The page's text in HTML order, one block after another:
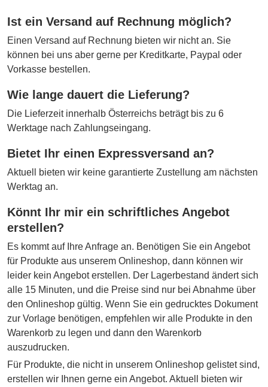
Ist ein Versand auf Rechnung möglich?
Einen Versand auf Rechnung bieten wir nicht an. Sie
können bei uns aber gerne per Kreditkarte, Paypal oder
Vorkasse bestellen.
Wie lange dauert die Lieferung?
Die Lieferzeit innerhalb Österreichs beträgt bis zu 6
Werktage nach Zahlungseingang.
Bietet Ihr einen Expressversand an?
Aktuell bieten wir keine garantierte Zustellung am nächsten
Werktag an.
Könnt Ihr mir ein schriftliches Angebot
erstellen?
Es kommt auf Ihre Anfrage an. Benötigen Sie ein Angebot
für Produkte aus unserem Onlineshop, dann können wir
leider kein Angebot erstellen. Der Lagerbestand ändert sich
alle 15 Minuten, und die Preise sind nur bei Abnahme über
den Onlineshop gültig. Wenn Sie ein gedrucktes Dokument
zur Vorlage benötigen, empfehlen wir alle Produkte in den
Warenkorb zu legen und dann den Warenkorb
auszudrucken.
Für Produkte, die nicht in unserem Onlineshop gelistet sind,
erstellen wir Ihnen gerne ein Angebot. Aktuell bieten wir